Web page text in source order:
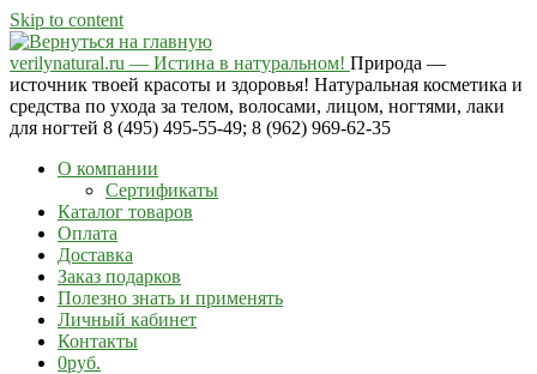
Skip to content
verilynatural.ru — Истина в натуральном! Природа —
источник твоей красоты и здоровья! Натуральная косметика и
средства по ухода за телом, волосами, лицом, ногтями, лаки
для ногтей 8 (495) 495-55-49; 8 (962) 969-62-35
О компании
Сертификаты
Каталог товаров
Оплата
Доставка
Заказ подарков
Полезно знать и применять
Личный кабинет
Контакты
0руб.